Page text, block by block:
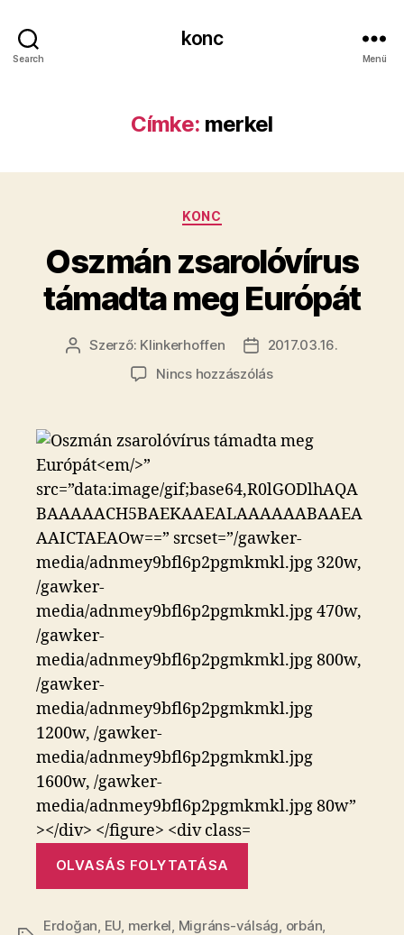
Search
konc
Menü
Címke: merkel
Kategóriák
KONC
Oszmán zsarolóvírus
támadta meg Európát
Bejegyzés
Szerző: Klinkerhoffen
Bejegyzés
dátuma
2017.03.16.
Nincs hozzászólása(z)
meg
bejegyzéshez
OLVASÁS FOLYTATÁSA
meg
Erdoğan EU merkel Migráns-válság orbán